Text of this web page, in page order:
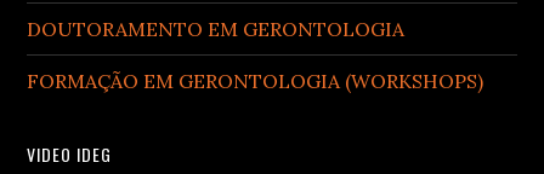
DOUTORAMENTO EM GERONTOLOGIA
FORMAÇÃO EM GERONTOLOGIA (WORKSHOPS)
VIDEO IDEG